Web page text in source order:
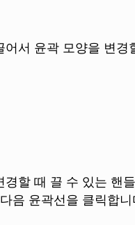
어서 윤곽 모양을 변경
경할 때 끌 수 있는 핸
음 윤곽선을 클릭합니